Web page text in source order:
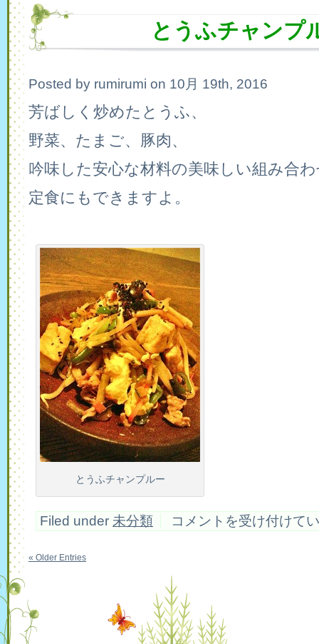
ー
は
とうふチャンプ
Posted by rumirumi on 10月 19th, 2016
芳ばしく炒めたとうふ、
野菜、たまご、豚肉、
吟味した安心な材料の美味しい組み合
定食にもできますよ。
とうふチャンプルー
Filed under 未分類
と
う
ン
プ
ル
ー
は
コメントを受け付けて
« Older Entries